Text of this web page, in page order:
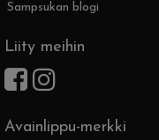
Sampsukan blogi
Liity meihin
Avainlippu-merkki